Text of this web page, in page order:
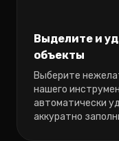
Выделите и
объекты
Выберите
нашего
автоматически
аккуратно